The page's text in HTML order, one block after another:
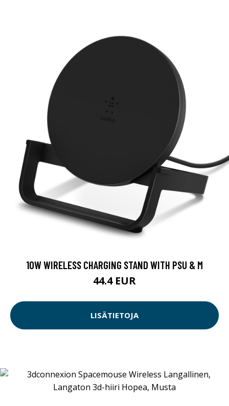
10W WIRELESS CHARGING STAND WITH PSU & M
44.4 EUR
LISÄTIETOJA